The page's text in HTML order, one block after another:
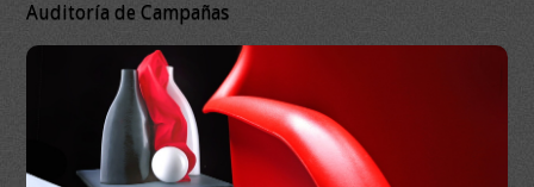
Auditoría de Campañas